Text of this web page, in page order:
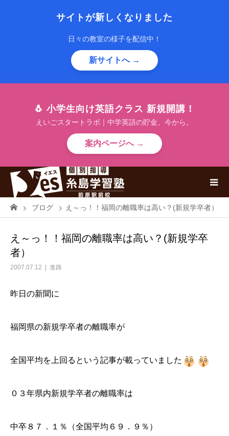
サイトが新しくなりました
日々の教室の様子を配信中！
新サイトへ →
🐧 小学生向け英語クラス 新規開講！
えいごスタートラボ｜中学英語の貯金、今から。
案内ページへ →
ブログ え～っ！！福岡の離職率は高い？(新規学卒者）
え～っ！！福岡の離職率は高い？(新規学卒
者）
2007.07.12 進路
昨日の新聞に
福岡県の新規学卒者の離職率が
全国平均を上回るという記事が載っていました
０３年県内新規学卒者の離職率は
中卒８７．１％（全国平均６９．９％）